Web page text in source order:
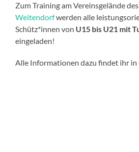
Zum Training am Vereinsgelände des
Weitendorfwerden alle
Schütz*innen von U15 bis U21 mit
eingeladen!
Alle Informationen dazu findet ihr in